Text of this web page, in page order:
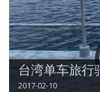
台湾单车旅
2017-02-10